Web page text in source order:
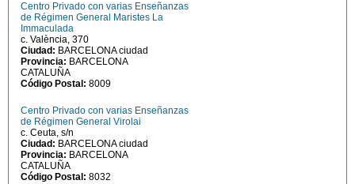
Centro Privado con varias Enseñanzas
de Régimen General Maristes La
Immaculada
c. València, 370
Ciudad: BARCELONA ciudad
Provincia: BARCELONA
CATALUÑA
Código Postal: 8009
Centro Privado con varias Enseñanzas
de Régimen General Virolai
c. Ceuta, s/n
Ciudad: BARCELONA ciudad
Provincia: BARCELONA
CATALUÑA
Código Postal: 8032